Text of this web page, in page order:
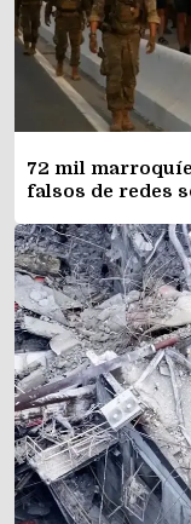
72 mil
falsos de redes